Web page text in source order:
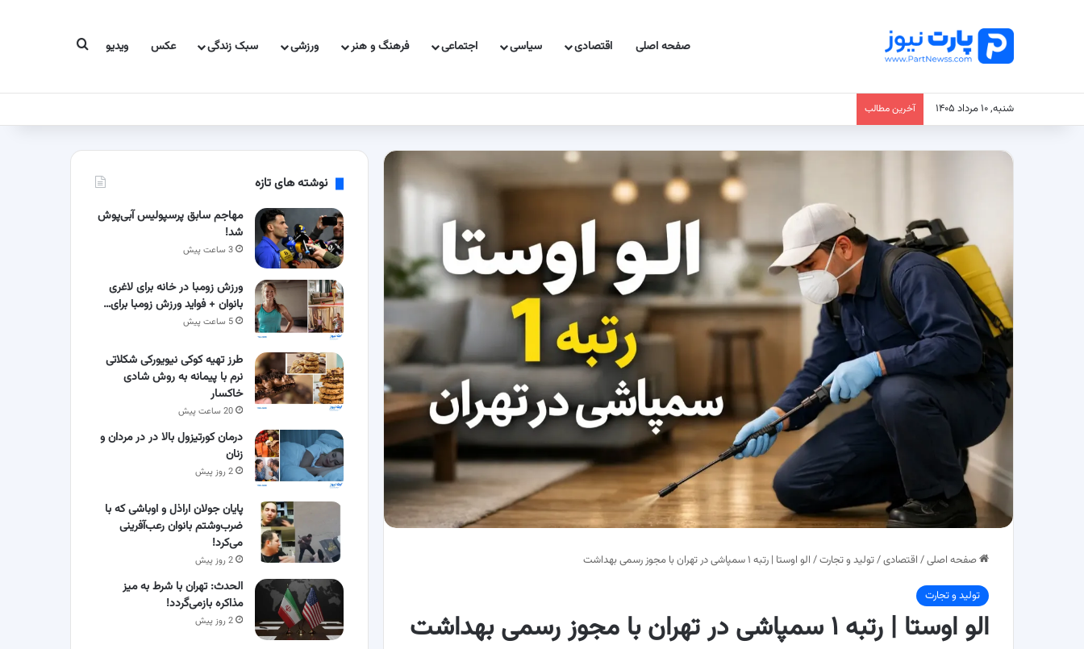
صفحه اصلی اقتصادی سیاسی اجتماعی فرهنگ و هنر ورزشی سبک زندگی عکس ویدیو جستجو برای
شنبه, ۱۰ مرداد ۱۴۰۵ آخرین مطالب
صفحه اصلی/ اقتصادی/تولید و تجارت/ الو اوستا | رتبه ۱ سمپاشی در تهران با مجوز رسمی بهداشت
تولید و تجارت
الو اوستا | رتبه ۱ سمپاشی در تهران با مجوز رسمی بهداشت
نوشته های تازه
مهاجم سابق پرسپولیس آبی‌پوش
شد!
3 ساعت پیش
ورزش زومبا در خانه برای لاغری
بانوان + فواید ورزش زومبا برای…
5 ساعت پیش
طرز تهیه کوکی نیویورکی شکلاتی
نرم با پیمانه به روش شادی
خاکسار
20 ساعت پیش
درمان کورتیزول بالا در در مردان و
زنان
2 روز پیش
پایان جولان اراذل و اوباشی که با
ضرب‌وشتم بانوان رعب‌آفرینی
می‌کرد!
2 روز پیش
الحدث: تهران با شرط به میز
مذاکره بازمی‌گردد!
2 روز پیش